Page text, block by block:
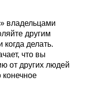
владельцами
другим
делать.
что вы
от других людей
конечное